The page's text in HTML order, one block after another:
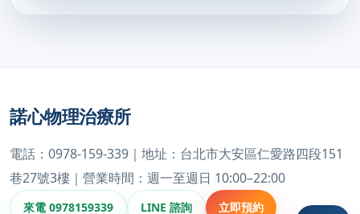
諾心物理治療所
電話：0978-159-339｜地址：台北市大安區仁愛路四段151
巷27號3樓｜營業時間：週一至週日 10:00–22:00
來電 0978159339 LINE 諮詢 立即預約